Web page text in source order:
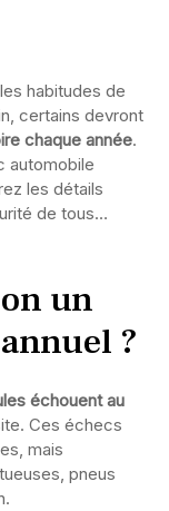
habitudes de
certains devront
chaque année.
automobile
les détails
de tous…
un
?
échouent au
Ces échecs
mais
pneus